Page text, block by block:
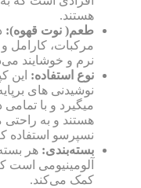
هستند.
طعم( نوت قهوه):
مرکبات،
نرم و خوشایند
نوع استفاده: این
نوشیدنی های
میگیرد و با
هستند و به راحتی
نسپرسو استفاده
بسته‌بندی:
آلومینیومی است
کمک می‌کند.